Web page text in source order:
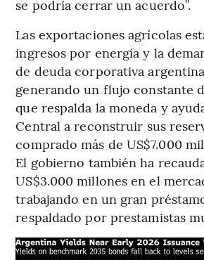
se podría cerrar un acuerdo”.
Las exportaciones agrícolas
ingresos por energía y la
de deuda corporativa
generando un flujo constante
que respalda la moneda y
Central a reconstruir sus
comprado más de US$7.000
El gobierno también ha
US$3.000 millones en el
trabajando en un gran
respaldado por prestamistas